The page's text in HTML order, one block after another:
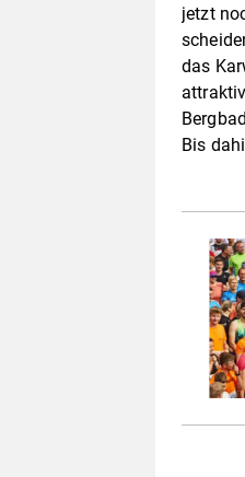
jetzt
das
Bis